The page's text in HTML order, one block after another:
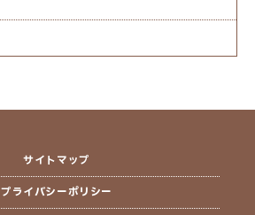
サイトマップ
プライバシーポリシー